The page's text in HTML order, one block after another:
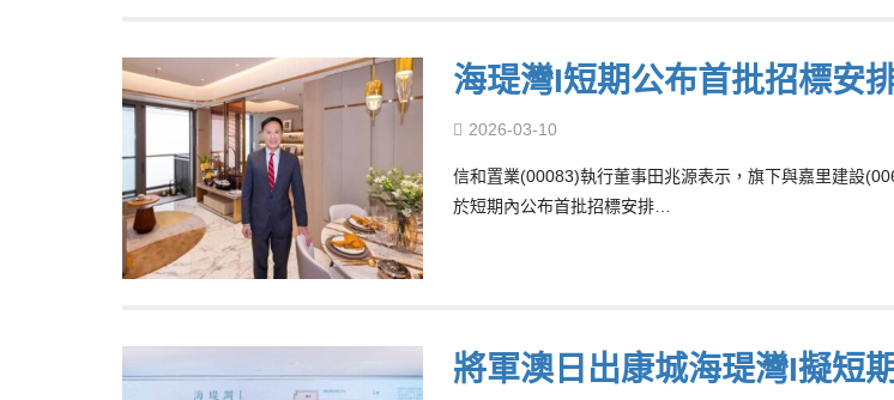
海瑅灣I短期公布首批招標安
2026-03-10
信和置業(00083)執行董事田兆源表示，旗下與嘉里建設
於短期內公布首批招標安排…
將軍澳日出康城海瑅灣I擬短